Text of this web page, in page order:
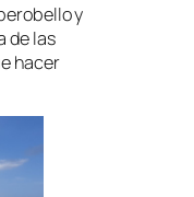
y
de las
hacer